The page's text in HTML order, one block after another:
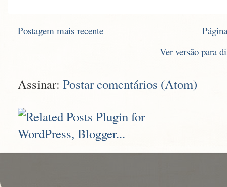
Postagem mais recente
Ver versão para
Assinar: Postar comentários (Atom)